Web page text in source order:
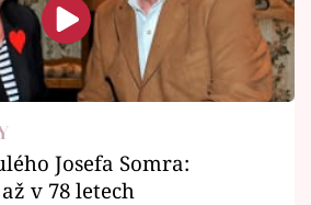
Josefa Somra:
v 78 letech